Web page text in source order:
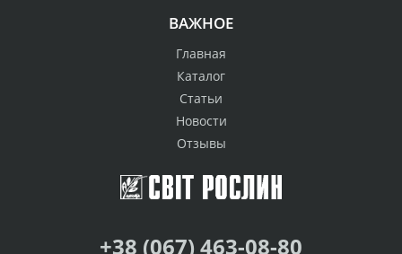
ВАЖНОЕ
Главная
Каталог
Статьи
Новости
Отзывы
+38 (067) 463-08-80